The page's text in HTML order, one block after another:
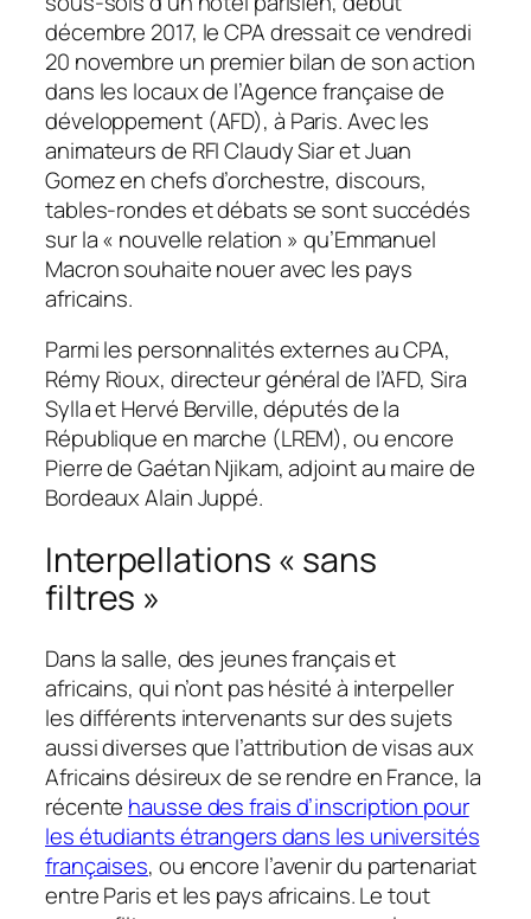
décembre 2017, le CPA dressait ce vendredi
20 novembre un premier bilan de son action
dans les locaux de l’Agence française de
développement (AFD), à Paris. Avec les
animateurs de RFI Claudy Siar et Juan
Gomez en chefs d’orchestre, discours,
tables-rondes et débats se sont succédés
sur la « nouvelle relation » qu’Emmanuel
Macron souhaite nouer avec les pays
africains.
Parmi les personnalités externes au CPA,
Rémy Rioux, directeur général de l’AFD, Sira
Sylla et Hervé Berville, députés de la
République en marche (LREM), ou encore
Pierre de Gaétan Njikam, adjoint au maire de
Bordeaux Alain Juppé.
Interpellations « sans
filtres »
Dans la salle, des jeunes français et
africains, qui n’ont pas hésité à interpeller
les différents intervenants sur des sujets
aussi diverses que l’attribution de visas aux
Africains désireux de se rendre en France, la
récente hausse des frais d’inscription pour
les étudiants étrangers dans les universités
françaises, ou encore l’avenir du partenariat
entre Paris et les pays africains. Le tout